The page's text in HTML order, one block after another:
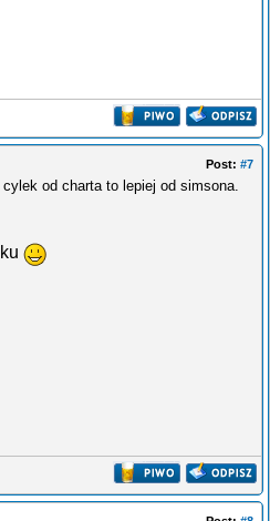
Post:#7
od charta to lepiej od simsona.